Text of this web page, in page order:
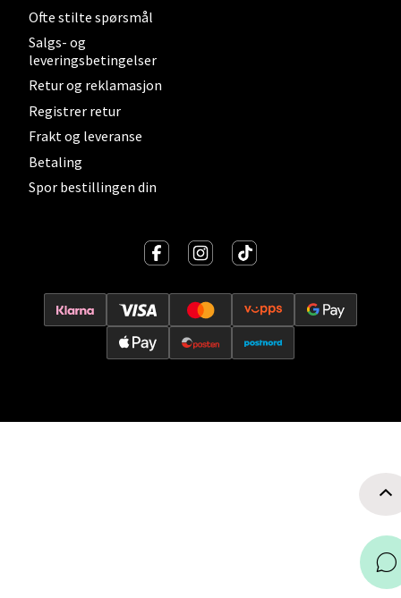
Ofte stilte spørsmål
Salgs- og
leveringsbetingelser
Retur og reklamasjon
Registrer retur
Frakt og leveranse
Betaling
Spor bestillingen din
Leirvik - Stord
Torgbakken 2, 5401 Stord
Åpent i dag 10-17
Oslo - Thon Senter Storo